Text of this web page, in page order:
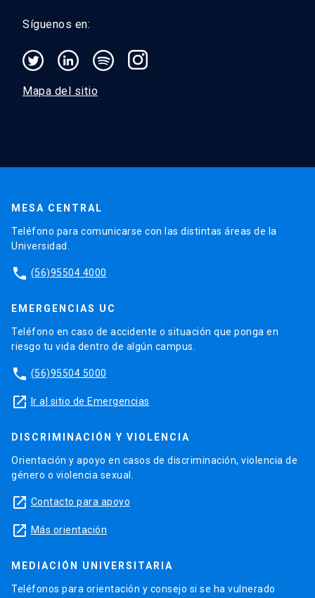
Síguenos en:
Mapa del sitio
MESA CENTRAL
Teléfono para comunicarse con las distintas áreas de la
Universidad.
phone (56)95504 4000
EMERGENCIAS UC
Teléfono en caso de accidente o situación que ponga en
riesgo tu vida dentro de algún campus.
phone (56)95504 5000
launch Ir al sitio de Emergencias
DISCRIMINACIÓN Y VIOLENCIA
Orientación y apoyo en casos de discriminación, violencia de
género o violencia sexual.
launch Contacto para apoyo
launch Más orientación
MEDIACIÓN UNIVERSITARIA
Teléfonos para orientación y consejo si se ha vulnerado